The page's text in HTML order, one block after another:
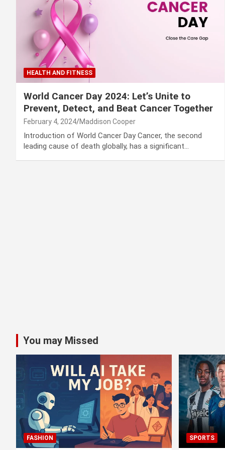
HEALTH AND FITNESS
World Cancer Day 2024: Let’s Unite to
Prevent, Detect, and Beat Cancer Together
February 4, 2024 Maddison Cooper
Introduction of World Cancer Day Cancer, the second
leading cause of death globally, has a significant…
You may Missed
FASHION SPORTS